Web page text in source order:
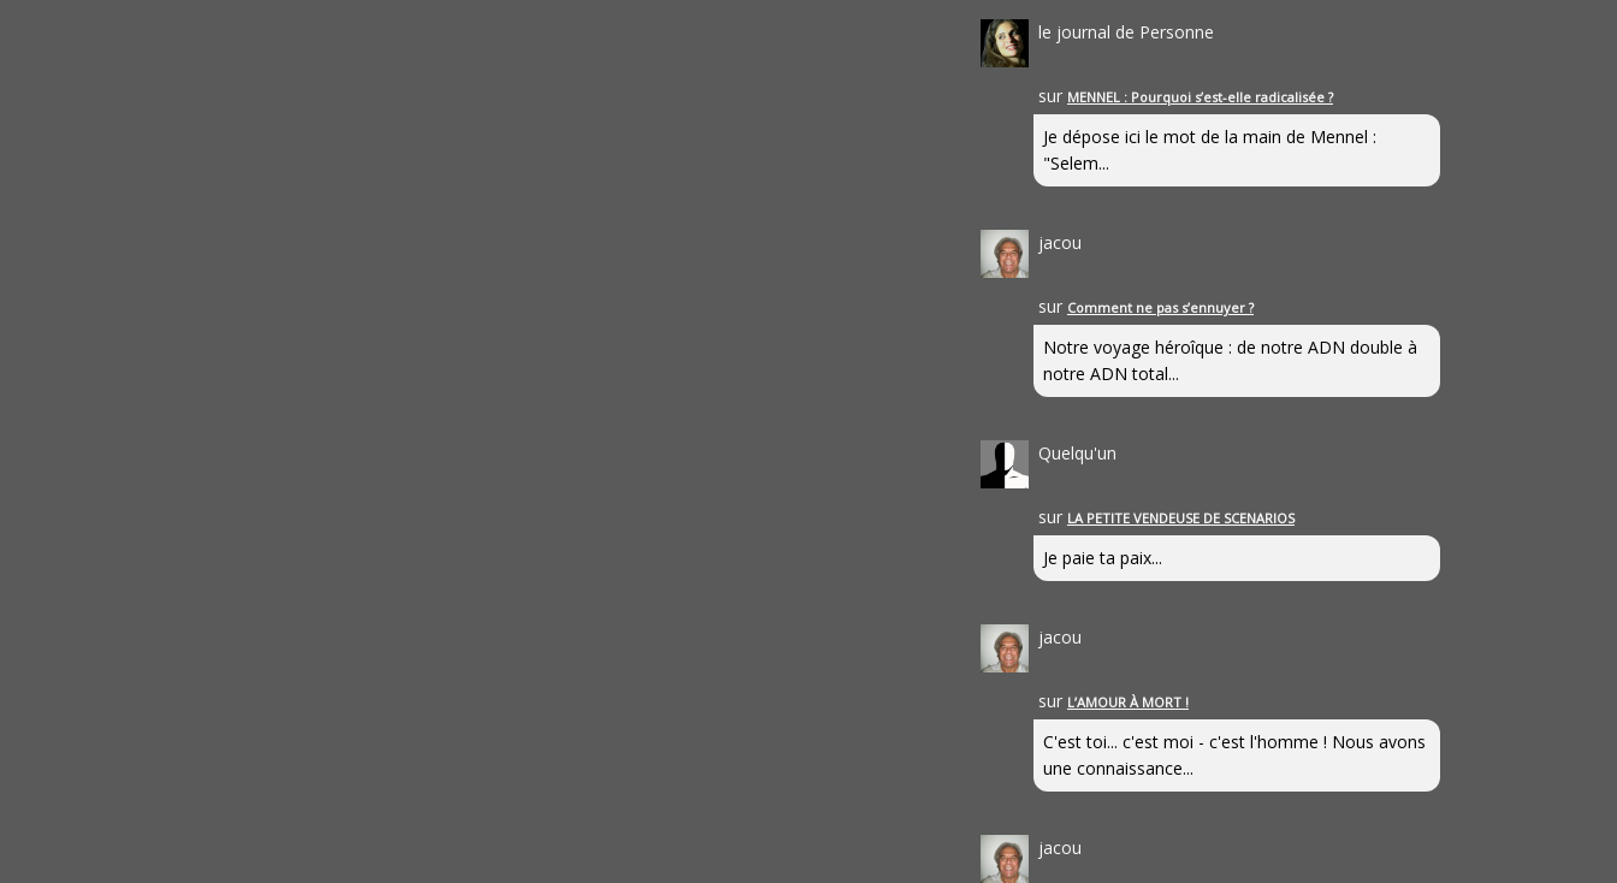
le journal de Personne
sur MENNEL : Pourquoi s’est-elle radicalisée ?
Je dépose ici le mot de la main de Mennel :
"Selem...
jacou
sur Comment ne pas s’ennuyer ?
Notre voyage héroîque : de notre ADN double à
notre ADN total...
Quelqu'un
sur LA PETITE VENDEUSE DE SCENARIOS
Je paie ta paix...
jacou
sur L’AMOUR À MORT !
C'est toi... c'est moi - c'est l'homme ! Nous avons
une connaissance...
jacou